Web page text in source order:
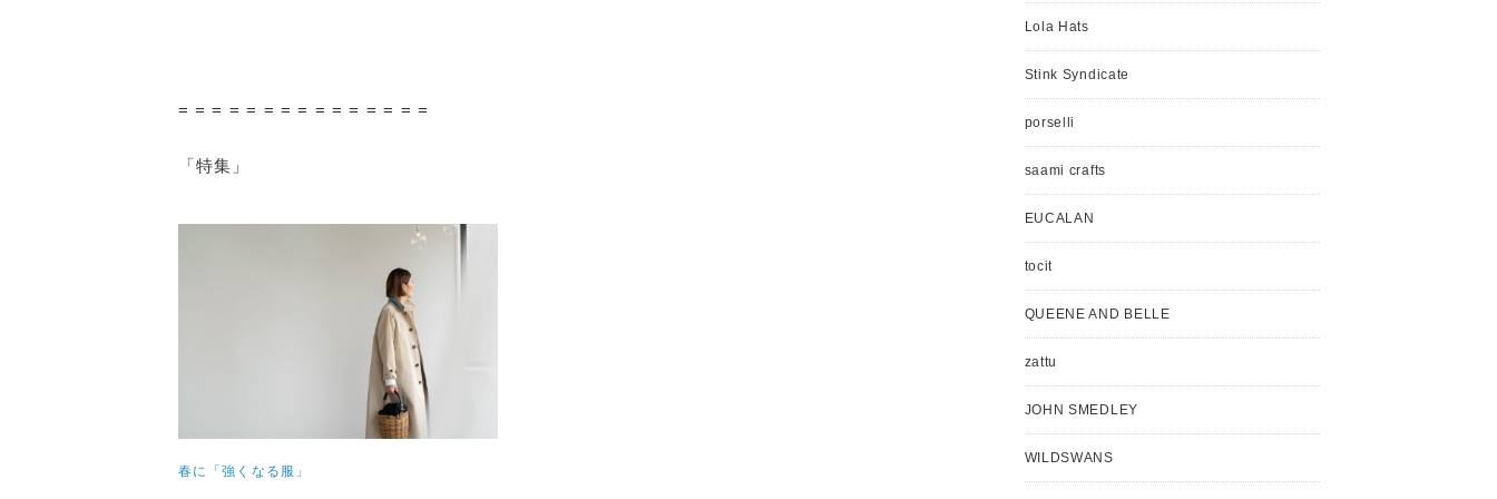
= = = = = = = = = = = = = = =
「特集」
春に「強くなる服」
Lola Hats
Stink Syndicate
porselli
saami crafts
EUCALAN
tocit
QUEENE AND BELLE
zattu
JOHN SMEDLEY
WILDSWANS